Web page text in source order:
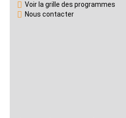
Voir la grille des programmes
Nous contacter